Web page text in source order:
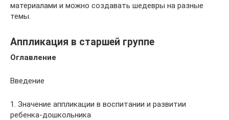
материалами и можно создавать шедевры на разные
темы.
Аппликация в старшей группе
Оглавление
Введение
1. Значение аппликации в воспитании и развитии
ребенка-дошкольника